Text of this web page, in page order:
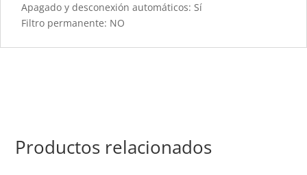
Apagado y desconexión automáticos: Sí
Filtro permanente: NO
Productos relacionados